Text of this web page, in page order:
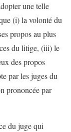
une telle
(i) la volonté du
propos au plus
du litige, (iii) le
des propos
par les juges du
prononcée par
du juge qui